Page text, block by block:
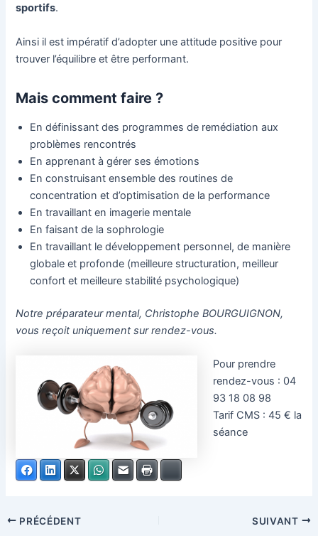
sportifs.
Ainsi il est impératif d’adopter une attitude positive pour
trouver l’équilibre et être performant.
Mais comment faire ?
En définissant des programmes de remédiation aux
problèmes rencontrés
En apprenant à gérer ses émotions
En construisant ensemble des routines de
concentration et d’optimisation de la performance
En travaillant en imagerie mentale
En faisant de la sophrologie
En travaillant le développement personnel, de manière
globale et profonde (meilleure structuration, meilleur
confort et meilleure stabilité psychologique)
Notre préparateur mental, Christophe BOURGUIGNON,
vous reçoit uniquement sur rendez-vous.
Pour prendre
rendez-vous : 04
93 18 08 98
Tarif CMS : 45 € la
séance
FacebookLinkedIn WhatsApp
E-mail
PRÉCÉDENT SUIVANT